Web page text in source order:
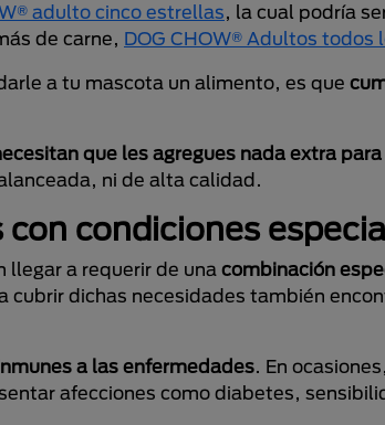
adulto cinco estrellas, la cual podría
de carne, DOG CHOW® Adultos todos
a tu mascota un alimento, es que
que les agregues nada extra
ni de alta calidad.
condiciones
llegar a requerir de una combinación
cubrir dichas necesidades también
a las enfermedades. En
afecciones como diabetes,